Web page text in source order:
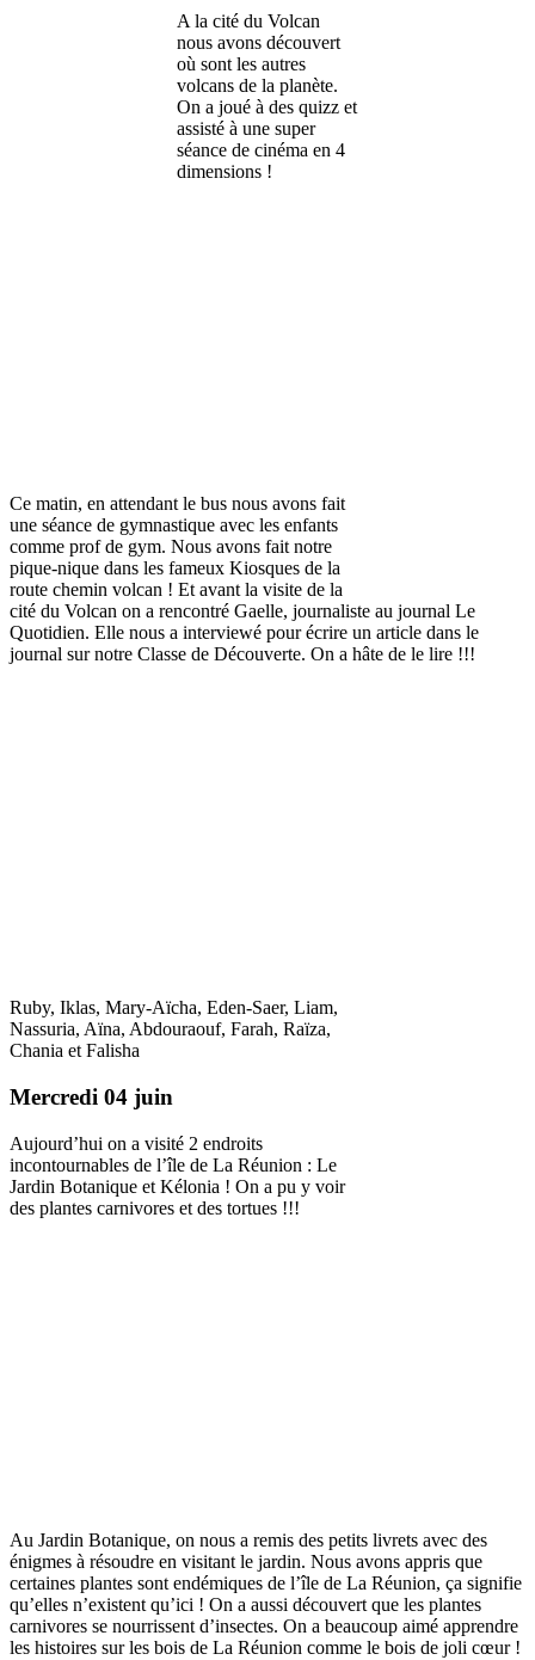
A la cité du Volcan
nous avons découvert
où sont les autres
volcans de la planète.
On a joué à des quizz et
assisté à une super
séance de cinéma en 4
dimensions !
Ce matin, en attendant le bus nous avons fait
une séance de gymnastique avec les enfants
comme prof de gym. Nous avons fait notre
pique-nique dans les fameux Kiosques de la
route chemin volcan ! Et avant la visite de la
cité du Volcan on a rencontré Gaelle, journaliste au journal Le
Quotidien. Elle nous a interviewé pour écrire un article dans le
journal sur notre Classe de Découverte. On a hâte de le lire !!!
Ruby, Iklas, Mary-Aïcha, Eden-Saer, Liam,
Nassuria, Aïna, Abdouraouf, Farah, Raïza,
Chania et Falisha
Mercredi 04 juin
Aujourd’hui on a visité 2 endroits
incontournables de l’île de La Réunion : Le
Jardin Botanique et Kélonia ! On a pu y voir
des plantes carnivores et des tortues !!!
Au Jardin Botanique, on nous a remis des petits livrets avec des
énigmes à résoudre en visitant le jardin. Nous avons appris que
certaines plantes sont endémiques de l’île de La Réunion, ça signifie
qu’elles n’existent qu’ici ! On a aussi découvert que les plantes
carnivores se nourrissent d’insectes. On a beaucoup aimé apprendre
les histoires sur les bois de La Réunion comme le bois de joli cœur !